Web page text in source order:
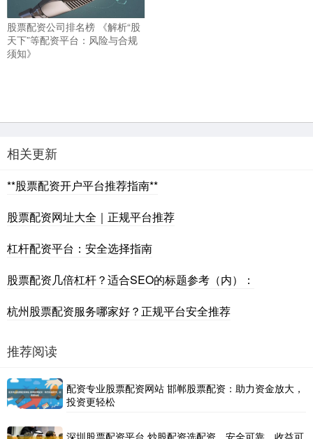
股票配资公司排名榜 《解析“股
天下”等配资平台：风险与合规
须知》
相关更新
**股票配资开户平台推荐指南**
股票配资网址大全｜正规平台推荐
杠杆配资平台：安全选择指南
股票配资几倍杠杆？适合SEO的标题参考（内）：
杭州股票配资服务哪家好？正规平台安全推荐
推荐阅读
配资专业股票配资网站 邯郸股票配资：助力资金放大，
投资更轻松
深圳股票配资平台 炒股配资选配资，安全可靠，收益可